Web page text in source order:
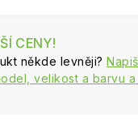
CENY!
někde levněji?
velikost a barvu a